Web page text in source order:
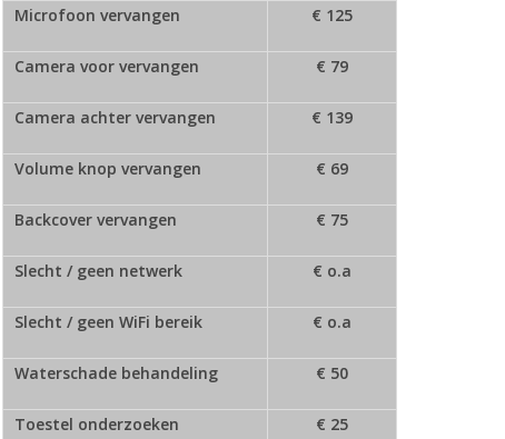
Microfoon vervangen € 125
Camera voor vervangen € 79
Camera achter vervangen € 139
Volume knop vervangen € 69
Backcover vervangen € 75
Slecht / geen netwerk € o.a
Slecht / geen WiFi bereik € o.a
Waterschade behandeling € 50
Toestel onderzoeken € 25